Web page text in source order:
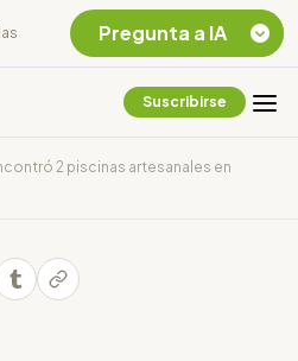
Suscribirse
2 piscinas artesanales en
Pregunta a IA
Chevron Ecuador